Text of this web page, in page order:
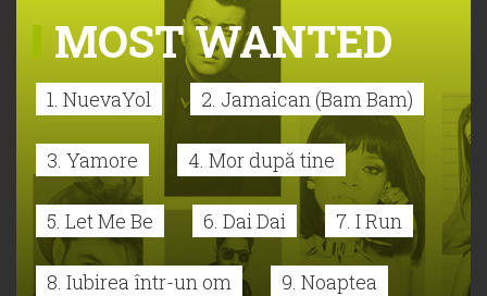
MOST WANTED
1. NuevaYol 2. Jamaican (Bam Bam)
3. Yamore 4. Mor după tine
5. Let Me Be 6. Dai Dai 7. I Run
8. Iubirea într-un om 9. Noaptea